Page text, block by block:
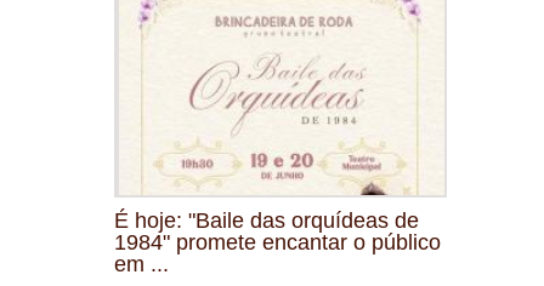
É hoje: "Baile das orquídeas de
1984" promete encantar o público
em ...